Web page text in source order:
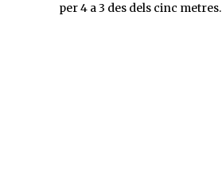
per 4 a 3 des dels cinc metres.